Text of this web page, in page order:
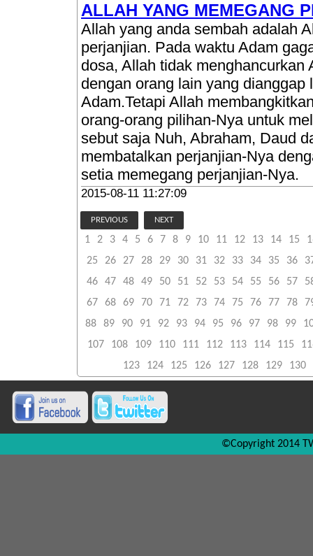
ALLAH YANG MEMEGANG
Allah yang anda sembah adalah
perjanjian. Pada waktu Adam
dosa, Allah tidak menghancurkan
dengan orang lain yang dianggap
Adam.Tetapi Allah
orang-orang pilihan-Nya untuk
sebut saja Nuh, Abraham, Daud
membatalkan perjanjian-Nya
setia memegang perjanjian-Nya.
2015-08-11 11:27:09
PREVIOUS NEXT
1 2 3 4 5 6 7 8 9 10 11 12 13 14 15
25
26 27 28 29 30 31 32 33 34 35 36
46
47 48 49 50 51 52 53 54 55 56 57
67
68 69 70 71 72 73 74 75 76 77 78
88
89 90 91 92 93 94 95 96 97 98 99
107
108 109 110 111 112 113 114 115
123
124 125 126 127 128 129 130
©Copyright 2014